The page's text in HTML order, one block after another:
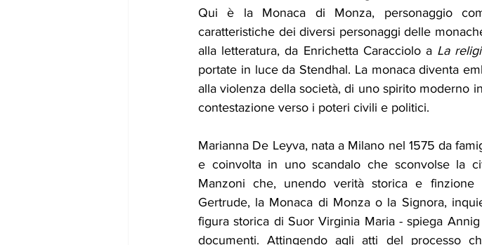
Qui è la Monaca di Monza, personaggio
caratteristiche dei diversi personaggi delle
alla letteratura, da Enrichetta Caracciolo a La
portate in luce da Stendhal. La monaca diventa
alla violenza della società, di uno spirito moderno
contestazione verso i poteri civili e politici.
Marianna De Leyva, nata a Milano nel 1575 da
e coinvolta in uno scandalo che sconvolse la
Manzoni che, unendo verità storica e finzione
Gertrude, la Monaca di Monza o la Signora,
figura storica di Suor Virginia Maria - spiega
documenti. Attingendo agli atti del processo